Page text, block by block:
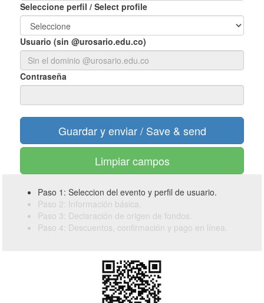
Seleccione perfil / Select profile
Usuario (sin @urosario.edu.co)
Contraseña
Limpiar campos
Paso 1: Seleccion del evento y perfil de usuario.
Paso 2: Información básica.
Paso 3: Declaración de origen de fondos.
Paso 4: Descuentos, confirmación y pago en línea.